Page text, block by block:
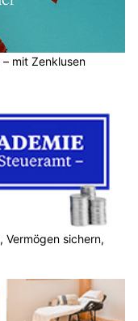
mit Zenklusen
Vermögen sichern,